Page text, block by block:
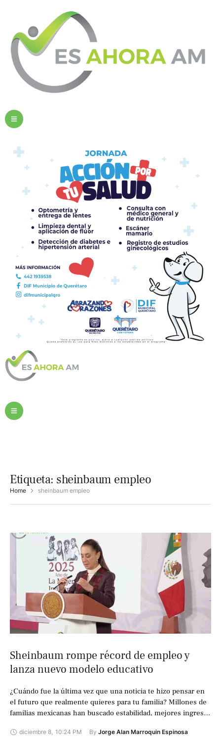
Etiqueta: sheinbaum empleo
Home sheinbaum empleo
Sheinbaum rompe récord de empleo y
lanza nuevo modelo educativo
¿Cuándo fue la última vez que una noticia te hizo pensar en
el futuro que realmente quieres para tu familia? Millones de
familias mexicanas han buscado estabilidad, mejores ingresos
diciembre 8, 10:24 PM By Jorge Alan Marroquin Espinosa